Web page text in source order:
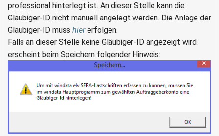
professional hinterlegt ist. An dieser Stelle kann die
Gläubiger-ID nicht manuell angelegt werden. Die Anlage der
Gläubiger-ID muss hiererfolgen.
Falls an dieser Stelle keine Gläubiger-ID angezeigt wird,
erscheint beim Speichern folgender Hinweis: